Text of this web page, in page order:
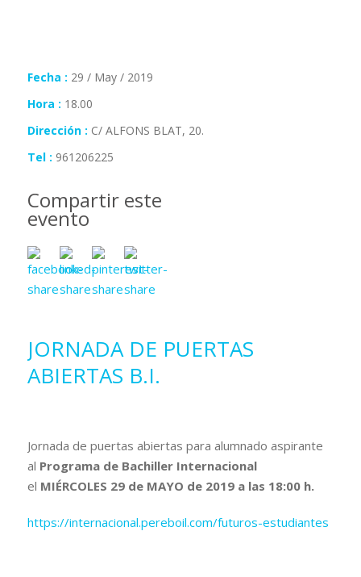
Fecha : 29 / May / 2019
Hora : 18.00
Dirección : C/ ALFONS BLAT, 20.
Tel : 961206225
Compartir este
evento
JORNADA DE PUERTAS
ABIERTAS B.I.
Jornada de puertas abiertas para alumnado aspirante
al Programa de Bachiller Internacional
el MIÉRCOLES 29 de MAYO de 2019 a las 18:00 h.
https://internacional.pereboil.com/futuros-estudiantes